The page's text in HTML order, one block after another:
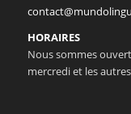
HORAIRES
Nous sommes
mercredi et les